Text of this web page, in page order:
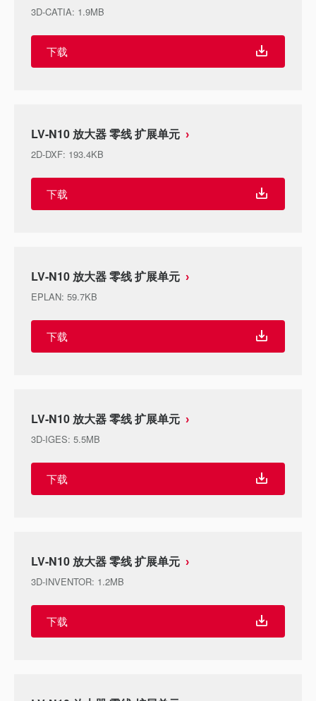
3D-CATIA: 1.9MB
下载
LV-N10 放大器 零线 扩展单元
2D-DXF: 193.4KB
下载
LV-N10 放大器 零线 扩展单元
EPLAN: 59.7KB
下载
LV-N10 放大器 零线 扩展单元
3D-IGES: 5.5MB
下载
LV-N10 放大器 零线 扩展单元
3D-INVENTOR: 1.2MB
下载